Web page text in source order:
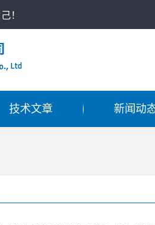
！
技术文章 新闻动